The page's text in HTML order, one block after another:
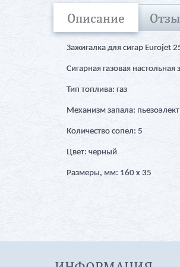
Описание
Зажигалка для сигар Eurojet
Сигарная газовая
Тип топлива: газ
Механизм запала:
Количество сопел: 5
Цвет: черный
Размеры, мм: 160 х 35